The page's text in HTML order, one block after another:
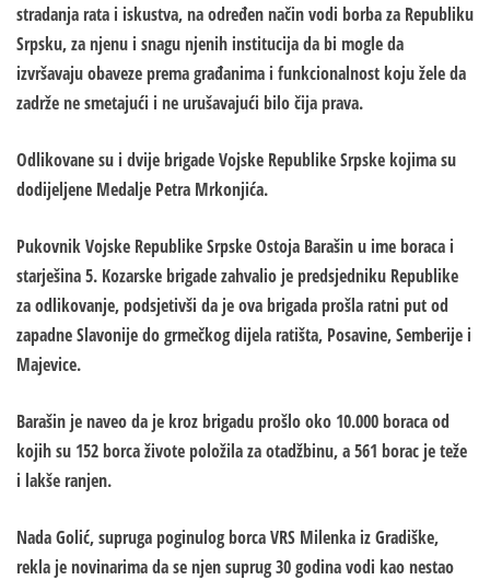
stradanja rata i iskustva, na određen način vodi borba za Republiku
Srpsku, za njenu i snagu njenih institucija da bi mogle da
izvršavaju obaveze prema građanima i funkcionalnost koju žele da
zadrže ne smetajući i ne urušavajući bilo čija prava.
Odlikovane su i dvije brigade Vojske Republike Srpske kojima su
dodijeljene Medalje Petra Mrkonjića.
Pukovnik Vojske Republike Srpske Ostoja Barašin u ime boraca i
starješina 5. Kozarske brigade zahvalio je predsjedniku Republike
za odlikovanje, podsjetivši da je ova brigada prošla ratni put od
zapadne Slavonije do grmečkog dijela ratišta, Posavine, Semberije i
Majevice.
Barašin je naveo da je kroz brigadu prošlo oko 10.000 boraca od
kojih su 152 borca živote položila za otadžbinu, a 561 borac je teže
i lakše ranjen.
Nada Golić, supruga poginulog borca VRS Milenka iz Gradiške,
rekla je novinarima da se njen suprug 30 godina vodi kao nestao